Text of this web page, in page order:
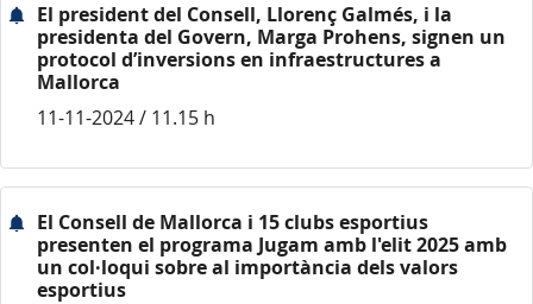
El president del Consell, Llorenç Galmés, i la
presidenta del Govern, Marga Prohens, signen un
protocol d’inversions en infraestructures a
Mallorca
11-11-2024 / 11.15 h
El Consell de Mallorca i 15 clubs esportius
presenten el programa Jugam amb l'elit 2025 amb
un col·loqui sobre al importància dels valors
esportius